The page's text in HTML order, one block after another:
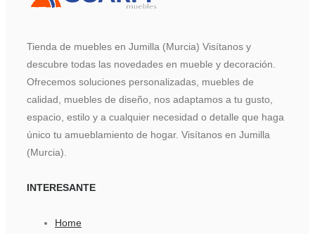
Tienda de muebles en Jumilla (Murcia) Visítanos y
descubre todas las novedades en mueble y decoración.
Ofrecemos soluciones personalizadas, muebles de
calidad, muebles de diseño, nos adaptamos a tu gusto,
espacio, estilo y a cualquier necesidad o detalle que haga
único tu amueblamiento de hogar. Visítanos en Jumilla
(Murcia).
INTERESANTE
Home